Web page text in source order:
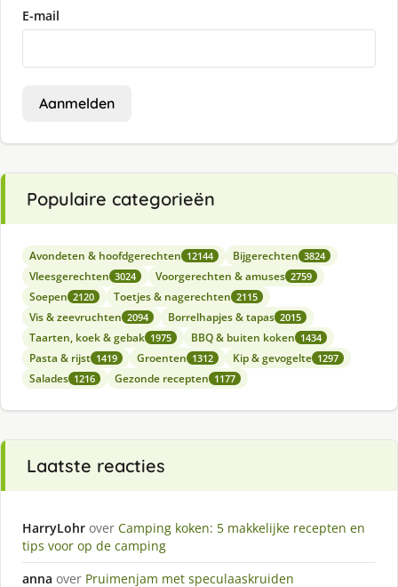
E-mail
Aanmelden
Populaire categorieën
Avondeten & hoofdgerechten 12144 Bijgerechten 3824
Vleesgerechten 3024 Voorgerechten & amuses 2759
Soepen 2120 Toetjes & nagerechten 2115
Vis & zeevruchten 2094 Borrelhapjes & tapas 2015
Taarten, koek & gebak 1975 BBQ & buiten koken 1434
Pasta & rijst 1419 Groenten 1312 Kip & gevogelte 1297
Salades 1216 Gezonde recepten 1177
Laatste reacties
HarryLohr over Camping koken: 5 makkelijke recepten en
tips voor op de camping
anna over Pruimenjam met speculaaskruiden